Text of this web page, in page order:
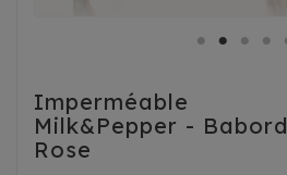
Imperméable
Milk&Pepper - Babord
Rose